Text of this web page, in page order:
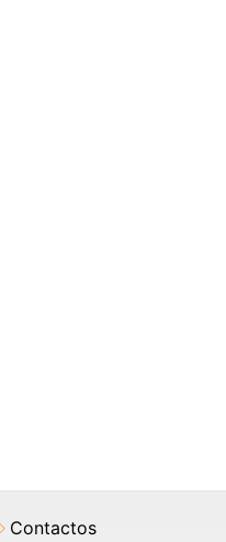
Contactos